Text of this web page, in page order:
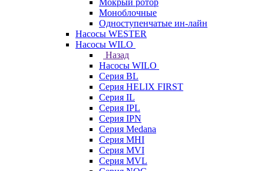
Мокрый ротор
Моноблочные
Одноступенчатые ин-лайн
Насосы WESTER
Насосы WILO
Назад
Насосы WILO
Серия BL
Серия HELIX FIRST
Серия IL
Серия IPL
Серия IPN
Серия Medana
Серия MHI
Серия MVI
Серия MVL